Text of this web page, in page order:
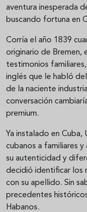
aventura inesperada
buscando fortuna en
Corría el año 1839
originario de Bremen,
testimonios
inglés que le habló
de la naciente
conversación
premium.
Ya instalado en Cuba,
cubanos a familiares y
su autenticidad y
decidió identificar los
con su apellido. Sin
precedentes
Habanos.